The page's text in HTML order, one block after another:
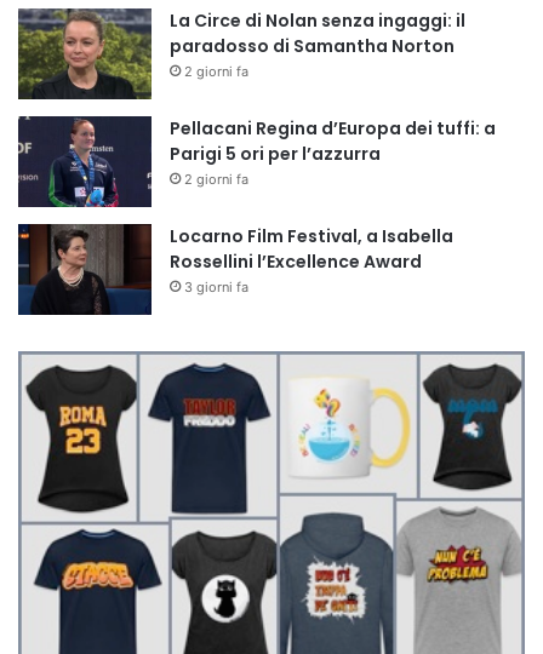
La Circe di Nolan senza ingaggi: il
paradosso di Samantha Norton
2 giorni fa
Pellacani Regina d’Europa dei tuffi: a
Parigi 5 ori per l’azzurra
2 giorni fa
Locarno Film Festival, a Isabella
Rossellini l’Excellence Award
3 giorni fa